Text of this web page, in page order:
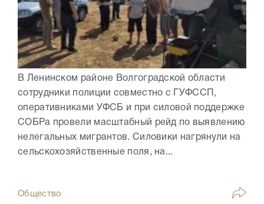
В Ленинском районе Волгоградской области
сотрудники полиции совместно с ГУФССП,
оперативниками УФСБ и при силовой поддержке
СОБРа провели масштабный рейд по выявлению
нелегальных мигрантов. Силовики нагрянули на
сельскохозяйственные поля, на...
Общество